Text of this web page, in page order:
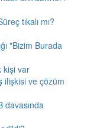
tıkalı mı?
"Bizim Burada
kişi var
ilişkisi ve çözüm
davasında